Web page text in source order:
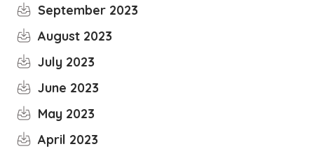
September 2023
August 2023
July 2023
June 2023
May 2023
April 2023